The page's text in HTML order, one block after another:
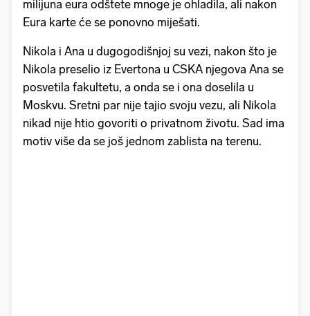
milijuna eura odštete mnoge je ohladila, ali nakon
Eura karte će se ponovno miješati.
Nikola i Ana u dugogodišnjoj su vezi, nakon što je
Nikola preselio iz Evertona u CSKA njegova Ana se
posvetila fakultetu, a onda se i ona doselila u
Moskvu. Sretni par nije tajio svoju vezu, ali Nikola
nikad nije htio govoriti o privatnom životu. Sad ima
motiv više da se još jednom zablista na terenu.